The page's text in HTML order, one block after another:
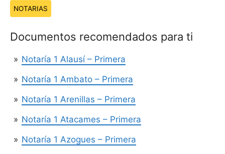
Temas:
NOTARIAS
Documentos recomendados para ti
Notaría 1 Alausí – Primera
Notaría 1 Ambato – Primera
Notaría 1 Arenillas – Primera
Notaría 1 Atacames – Primera
Notaría 1 Azogues – Primera